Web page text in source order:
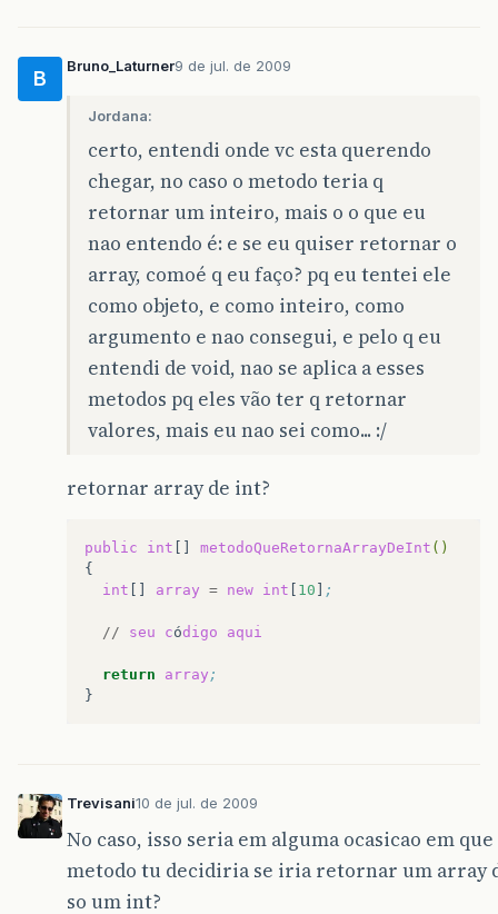
B
Bruno_Laturner9 de jul. de 2009
Jordana:
certo, entendi onde vc esta querendo
chegar, no caso o metodo teria q
retornar um inteiro, mais o o que eu
nao entendo é: e se eu quiser retornar o
array, comoé q eu faço? pq eu tentei ele
como objeto, e como inteiro, como
argumento e nao consegui, e pelo q eu
entendi de void, nao se aplica a esses
metodos pq eles vão ter q retornar
valores, mais eu nao sei como... :/
retornar array de int?
public int metodoQueRetornaArrayDeInt ()
int
array = new int 10 ;
// seu código aqui
return array ;
Trevisani10 de jul. de 2009
No caso, isso seria em alguma ocasicao em
metodo tu decidiria se iria retornar um array
so um int?